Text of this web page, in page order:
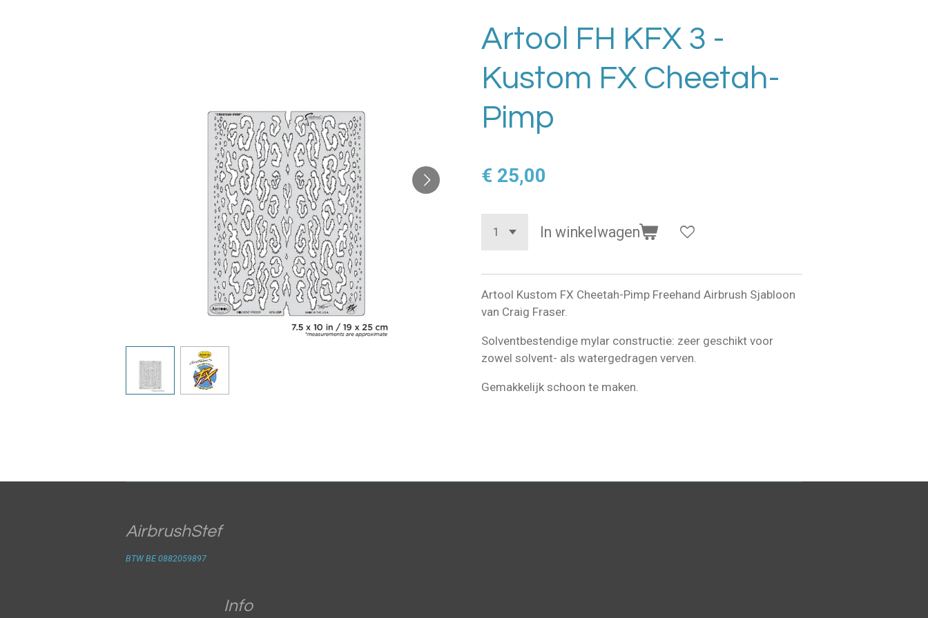
Artool FH KFX 3 -
Kustom FX Cheetah-
Pimp
€ 25,00
In winkelwagen
Artool Kustom FX Cheetah-Pimp Freehand Airbrush Sjabloon
van Craig Fraser.
Solventbestendige mylar constructie: zeer geschikt voor
zowel solvent- als watergedragen verven.
Gemakkelijk schoon te maken.
AirbrushStef
BTW BE 0882059897
Info